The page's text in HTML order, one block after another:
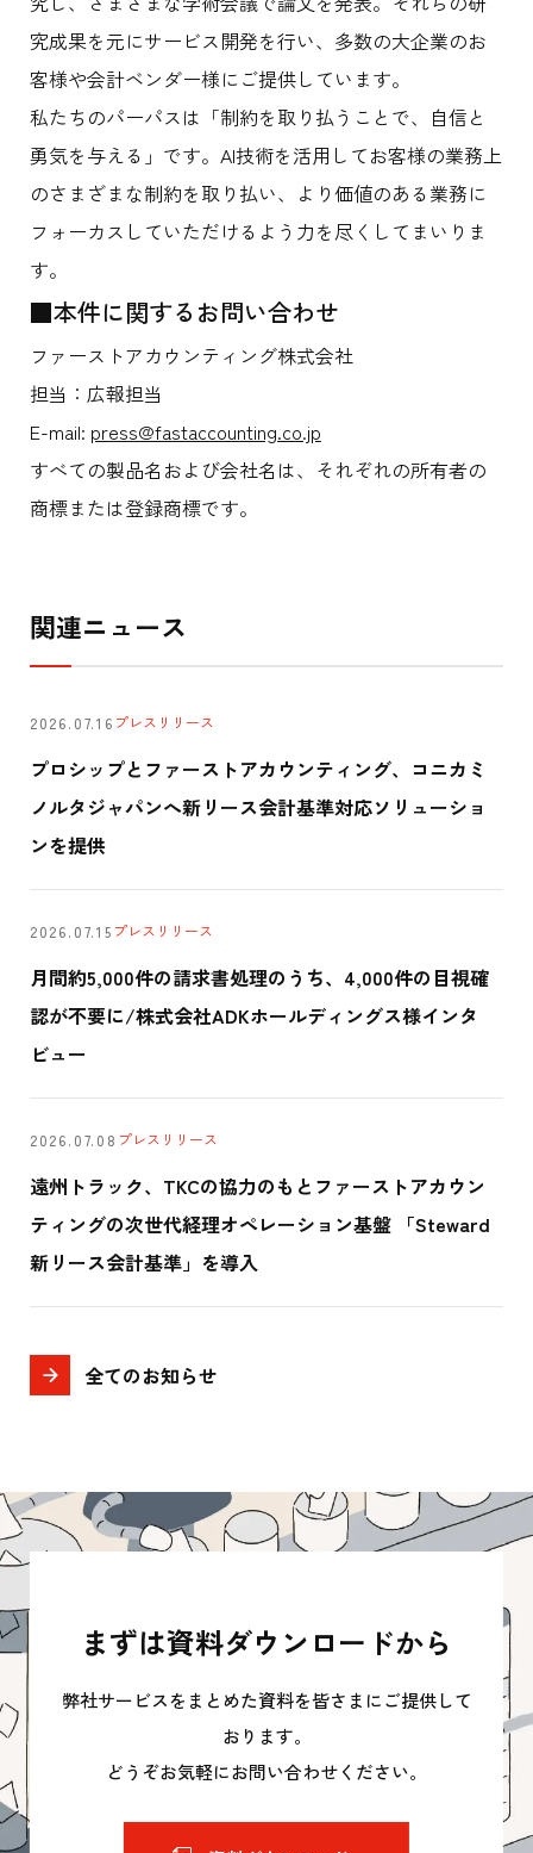
究成果を元にサービス開発を行い、多数の大企業のお
客様や会計ベンダー様にご提供しています。
私たちのパーパスは「制約を取り払うことで、自信と
勇気を与える」です。AI技術を活用してお客様の業務上
のさまざまな制約を取り払い、より価値のある業務に
フォーカスしていただけるよう力を尽くしてまいりま
す。
■本件に関するお問い合わせ
ファーストアカウンティング株式会社
担当：広報担当
E-mail: press@fastaccounting.co.jp
すべての製品名および会社名は、それぞれの所有者の
商標または登録商標です。
関連ニュース
2026.07.16 プレスリリース
プロシップとファーストアカウンティング、コニカミ
ノルタジャパンへ新リース会計基準対応ソリューショ
ンを提供
2026.07.15 プレスリリース
月間約5,000件の請求書処理のうち、4,000件の目視確
認が不要に/株式会社ADKホールディングス様インタ
ビュー
2026.07.08 プレスリリース
遠州トラック、TKCの協力のもとファーストアカウン
ティングの次世代経理オペレーション基盤 「Steward
新リース会計基準」を導入
全てのお知らせ
まずは資料ダウンロードから
弊社サービスをまとめた資料を皆さまにご提供して
おります。
どうぞお気軽にお問い合わせください。